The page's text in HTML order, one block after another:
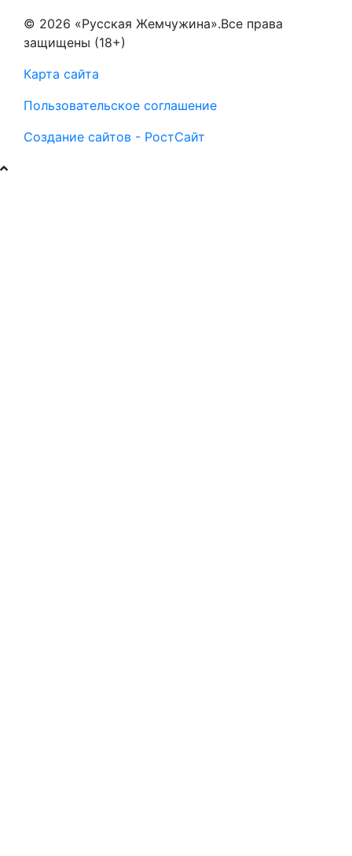
© 2026 «Русская Жемчужина».Все права
защищены (18+)
Карта сайта
Пользовательское соглашение
Создание сайтов - РостСайт